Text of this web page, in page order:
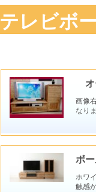
テレビボ
オ
画像
なり
ボ
ホワ
触感